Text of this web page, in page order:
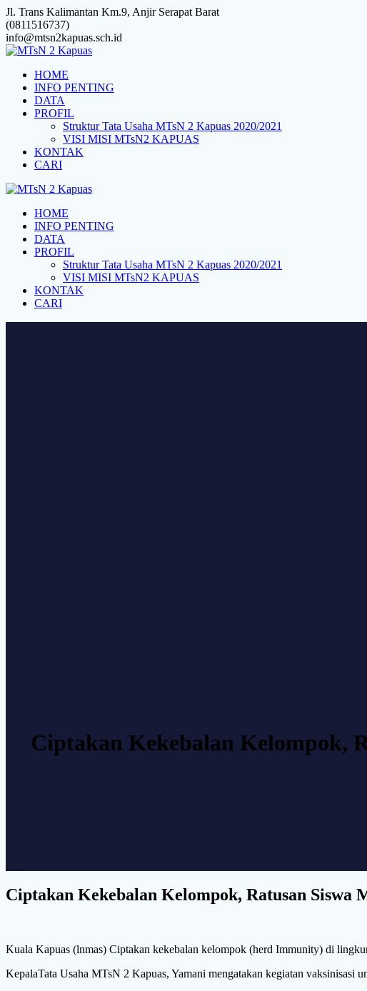
Skip
to
content
Jl. Trans Kalimantan Km.9, Anjir Serapat Barat
(0811516737)
info@mtsn2kapuas.sch.id
HOME
INFO PENTING
DATA
PROFIL
Struktur Tata Usaha MTsN 2 Kapuas 2020/2021
VISI MISI MTsN2 KAPUAS
KONTAK
CARI
HOME
INFO PENTING
DATA
PROFIL
Struktur Tata Usaha MTsN 2 Kapuas 2020/2021
VISI MISI MTsN2 KAPUAS
KONTAK
CARI
Ciptakan Kekebalan Kelompok,
Ciptakan Kekebalan Kelompok, Ratusan Siswa
Kuala Kapuas (lnmas) Ciptakan kekebalan kelompok (herd Immunity) di
KepalaTata Usaha MTsN 2 Kapuas, Yamani mengatakan kegiatan vaksinisasi